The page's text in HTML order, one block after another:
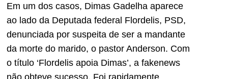
Em um dos casos, Dimas Gadelha aparece
ao lado da Deputada federal Flordelis, PSD,
denunciada por suspeita de ser a mandante
da morte do marido, o pastor Anderson. Com
o título ‘Flordelis apoia Dimas’, a fakenews
não obteve sucesso. Foi rapidamente